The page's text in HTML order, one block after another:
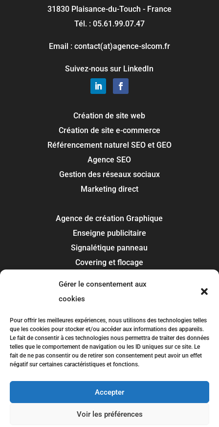
Gérer le consentement aux
cookies
Pour offrir les meilleures expériences, nous utilisons des technologies telles
que les cookies pour stocker et/ou accéder aux informations des appareils.
Le fait de consentir à ces technologies nous permettra de traiter des données
telles que le comportement de navigation ou les ID uniques sur ce site. Le
fait de ne pas consentir ou de retirer son consentement peut avoir un effet
négatif sur certaines caractéristiques et fonctions.
Accepter
Voir les préférences
31830 Plaisance-du-Touch - France
Tél. : 05.61.99.07.47
Email : contact(at)agence-slcom.fr
Suivez-nous sur LinkedIn
Création de site web
Création de site e-commerce
Référencement naturel SEO et GEO
Agence SEO
Gestion des réseaux sociaux
Marketing direct
Agence de création Graphique
Enseigne publicitaire
Signalétique panneau
Covering et flocage
Toulouse
Colomiers
Blagnac
Tournefeuille
Plaisance-du-Touch
Balma